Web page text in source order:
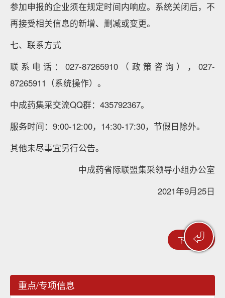
⏎
参加申报的企业须在规定时间内响应。系统关闭后，不
再接受相关信息的新增、删减或变更。
七、联系方式
联系电话：027-87265910（政策咨询），027-
87265911（系统操作）。
中成药集采交流QQ群：435792367。
服务时间：9:00-12:00，14:30-17:30，节假日除外。
其他未尽事宜另行公告。
中成药省际联盟集采领导小组办公室
2021年9月25日
下一篇 >
重点/专项信息